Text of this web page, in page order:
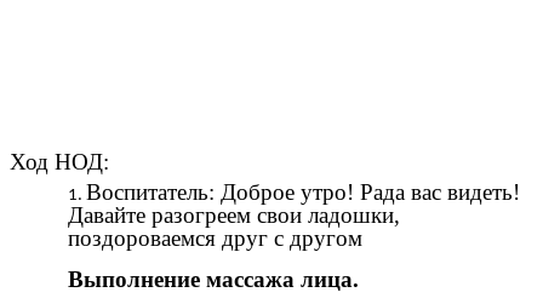
Ход НОД:
Воспитатель: Доброе утро! Рада вас видеть!
Давайте разогреем свои ладошки,
поздороваемся друг с другом
Выполнение массажа лица.